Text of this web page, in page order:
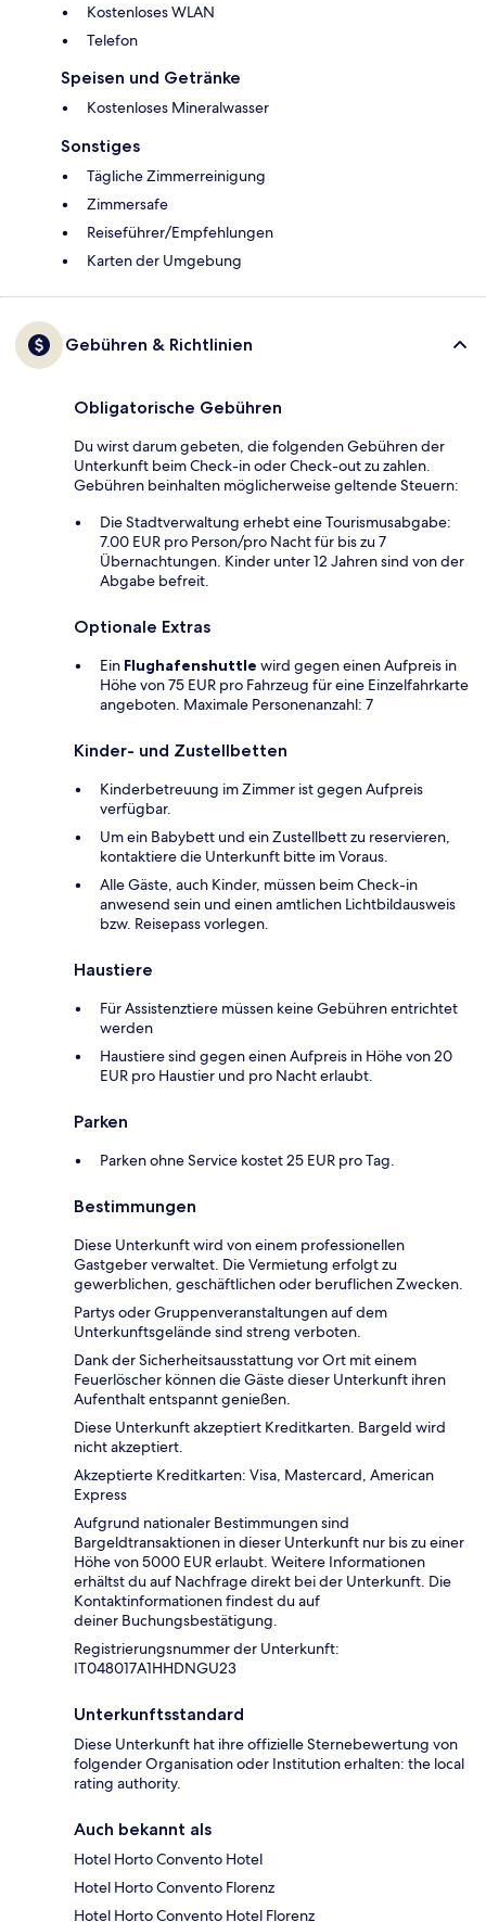
Kostenloses WLAN
Telefon
Speisen und Getränke
Kostenloses Mineralwasser
Sonstiges
Tägliche Zimmerreinigung
Zimmersafe
Reiseführer/Empfehlungen
Karten der Umgebung
Gebühren & Richtlinien
Obligatorische Gebühren
Du wirst darum gebeten, die folgenden Gebühren der
Unterkunft beim Check-in oder Check-out zu zahlen.
Gebühren beinhalten möglicherweise geltende Steuern:
Die Stadtverwaltung erhebt eine Tourismusabgabe:
7.00 EUR pro Person/pro Nacht für bis zu 7
Übernachtungen. Kinder unter 12 Jahren sind von der
Abgabe befreit.
Optionale Extras
Ein Flughafenshuttle wird gegen einen Aufpreis in
Höhe von 75 EUR pro Fahrzeug für eine Einzelfahrkarte
angeboten. Maximale Personenanzahl: 7
Kinder- und Zustellbetten
Kinderbetreuung im Zimmer ist gegen Aufpreis
verfügbar.
Um ein Babybett und ein Zustellbett zu reservieren,
kontaktiere die Unterkunft bitte im Voraus.
Alle Gäste, auch Kinder, müssen beim Check-in
anwesend sein und einen amtlichen Lichtbildausweis
bzw. Reisepass vorlegen.
Haustiere
Für Assistenztiere müssen keine Gebühren entrichtet
werden
Haustiere sind gegen einen Aufpreis in Höhe von 20
EUR pro Haustier und pro Nacht erlaubt.
Parken
Parken ohne Service kostet 25 EUR pro Tag.
Bestimmungen
Diese Unterkunft wird von einem professionellen
Gastgeber verwaltet. Die Vermietung erfolgt zu
gewerblichen, geschäftlichen oder beruflichen Zwecken.
Partys oder Gruppenveranstaltungen auf dem
Unterkunftsgelände sind streng verboten.
Dank der Sicherheitsausstattung vor Ort mit einem
Feuerlöscher können die Gäste dieser Unterkunft ihren
Aufenthalt entspannt genießen.
Diese Unterkunft akzeptiert Kreditkarten. Bargeld wird
nicht akzeptiert.
Akzeptierte Kreditkarten: Visa, Mastercard, American
Express
Aufgrund nationaler Bestimmungen sind
Bargeldtransaktionen in dieser Unterkunft nur bis zu einer
Höhe von 5000 EUR erlaubt. Weitere Informationen
erhältst du auf Nachfrage direkt bei der Unterkunft. Die
Kontaktinformationen findest du auf
deiner Buchungsbestätigung.
Registrierungsnummer der Unterkunft:
IT048017A1HHDNGU23
Unterkunftsstandard
Diese Unterkunft hat ihre offizielle Sternebewertung von
folgender Organisation oder Institution erhalten: the local
rating authority.
Auch bekannt als
Hotel Horto Convento Hotel
Hotel Horto Convento Florenz
Hotel Horto Convento Hotel Florenz